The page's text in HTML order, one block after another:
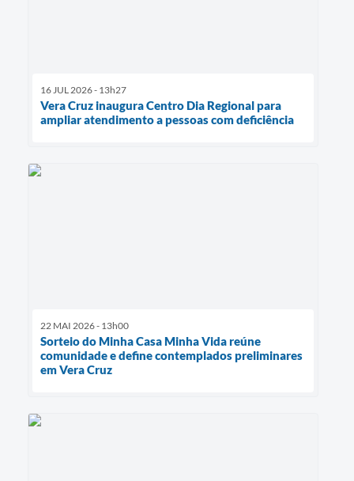
16 JUL 2026 - 13h27
Vera Cruz inaugura Centro Dia Regional para
ampliar atendimento a pessoas com deficiência
22 MAI 2026 - 13h00
Sorteio do Minha Casa Minha Vida reúne
comunidade e define contemplados preliminares
em Vera Cruz